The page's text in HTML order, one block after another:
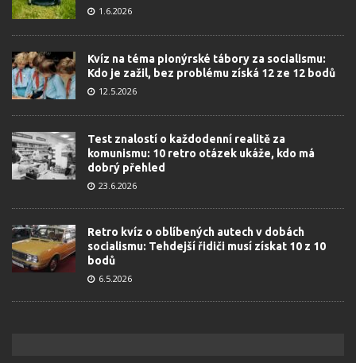
1.6.2026
Kvíz na téma pionýrské tábory za socialismu:
Kdo je zažil, bez problému získá 12 ze 12 bodů
12.5.2026
Test znalostí o každodenní realitě za
komunismu: 10 retro otázek ukáže, kdo má
dobrý přehled
23.6.2026
Retro kvíz o oblíbených autech v dobách
socialismu: Tehdejší řidiči musí získat 10 z 10
bodů
6.5.2026